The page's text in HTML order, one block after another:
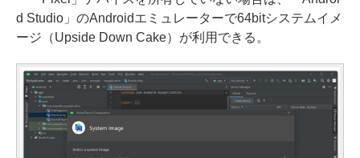
d Studio」のAndroidエミュレーターで64bitシステムイメ
ージ（Upside Down Cake）が利用できる。